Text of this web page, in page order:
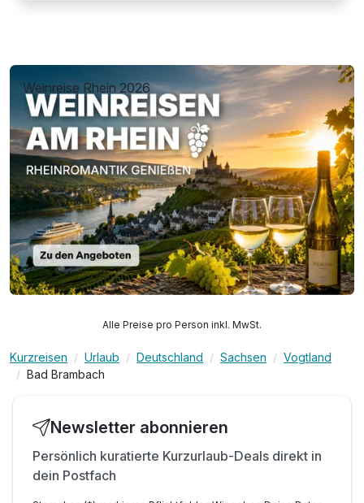
Weinreise Rhein 2026
Alle Preise pro Person inkl. MwSt.
Kurzreisen Urlaub Deutschland Sachsen
Vogtland
Bad Brambach
Newsletter abonnieren
Persönlich kuratierte Kurzurlaub-Deals direkt in
dein Postfach